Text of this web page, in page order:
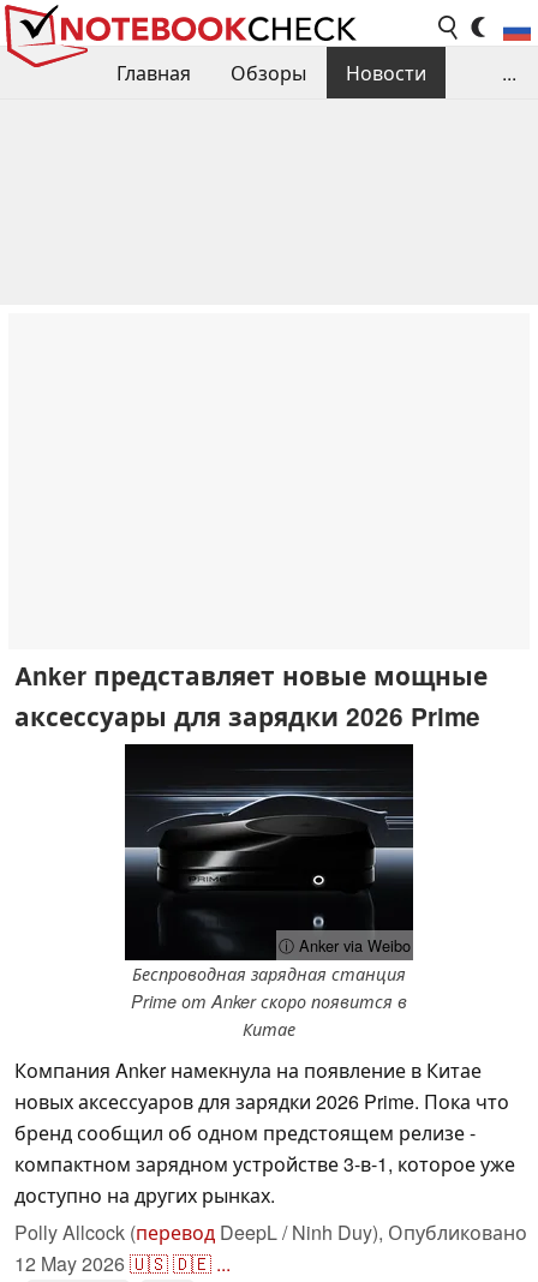
Главная Обзоры
Новости
...
Anker представляет новые мощные
аксессуары для зарядки 2026 Prime
ⓘ Anker via Weibo
Беспроводная зарядная станция
Prime от Anker скоро появится в
Китае
Компания Anker намекнула на появление в Китае
новых аксессуаров для зарядки 2026 Prime. Пока что
бренд сообщил об одном предстоящем релизе -
компактном зарядном устройстве 3-в-1, которое уже
доступно на других рынках.
Polly Allcock (перевод DeepL / Ninh Duy), Опубликовано
12 May 2026🇺🇸🇩🇪 ...